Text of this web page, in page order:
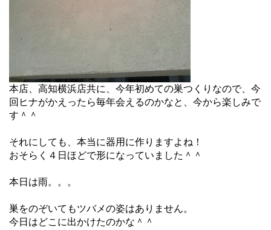
本店、高知横浜店共に、今年初めての巣つくりなので、今
回ヒナがかえったら毎年会えるのかなと、今から楽しみで
す＾＾
それにしても、本当に器用に作りますよね！
おそらく４日ほどで形になっていました＾＾
本日は雨。。。
巣をのぞいてもツバメの姿はありません。
今日はどこに出かけたのかな＾＾